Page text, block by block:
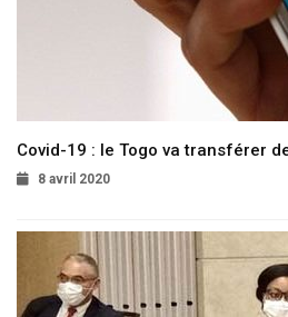
Covid-19 : le Togo va transférer
8 avril 2020